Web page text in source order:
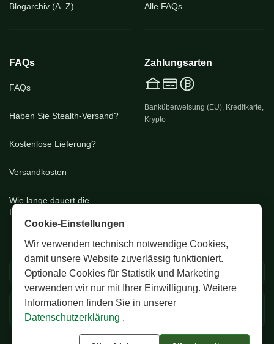
Cookie-Einstellungen
Wir verwenden technisch notwendige Cookies,
damit unsere Website zuverlässig funktioniert.
Optionale Cookies für Statistik und Marketing
verwenden wir nur mit Ihrer Einwilligung. Weitere
Informationen finden Sie in unserer
Datenschutzerklärung .
Blogarchiv (A–Z) Alle FAQs
FAQs
FAQs
Haben Sie Stealth-Versand?
Kostenlose Lieferung?
Versandkosten
Wie lange dauert die
Lieferung?
Zahlungsarten
Banküberweisung (EU), Kreditkarte,
Krypto
🚚 EU & CH Versand 🔒 Diskrete Verpackung
✅ Zertifizierte Premium
Samen
💬 24/7 Support